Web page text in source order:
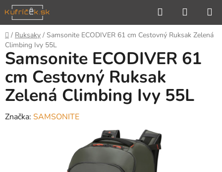
Prejsť
na
obsah
Hľadať
KOŠÍK
Domov
/ Ruksaky / Samsonite ECODIVER 61 cm Cestovný Ruksak Zelená
Climbing Ivy 55L
Samsonite ECODIVER 61
cm Cestovný Ruksak
Zelená Climbing Ivy 55L
Značka: SAMSONITE